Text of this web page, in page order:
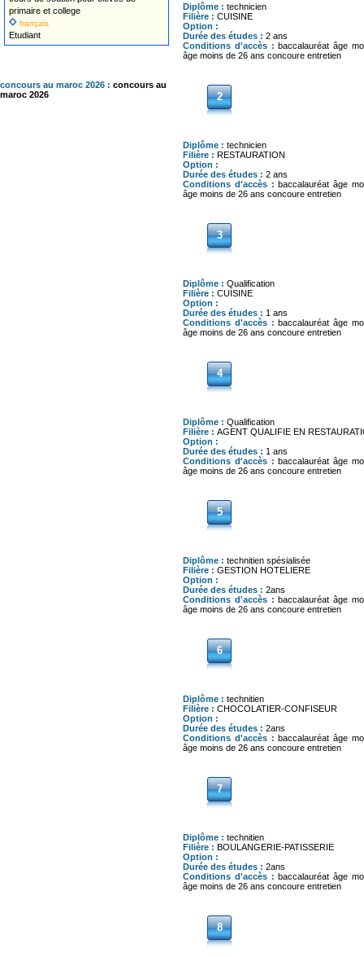
primaire et college
français
Etudiant
concours au maroc 2026 : concours au
maroc 2026
Diplôme : technicien
Filière : CUISINE
Option :
Durée des études : 2 ans
Conditions d'accès : baccalauréat âge
âge moins de 26 ans concoure entretien
2
Diplôme : technicien
Filière : RESTAURATION
Option :
Durée des études : 2 ans
Conditions d'accès : baccalauréat âge
âge moins de 26 ans concoure entretien
3
Diplôme : Qualification
Filière : CUISINE
Option :
Durée des études : 1 ans
Conditions d'accès : baccalauréat âge
âge moins de 26 ans concoure entretien
4
Diplôme : Qualification
Filière : AGENT QUALIFIE EN
Option :
Durée des études : 1 ans
Conditions d'accès : baccalauréat âge
âge moins de 26 ans concoure entretien
5
Diplôme : technitien spésialisée
Filière : GESTION HOTELIERE
Option :
Durée des études : 2ans
Conditions d'accès : baccalauréat âge
âge moins de 26 ans concoure entretien
6
Diplôme : technitien
Filière : CHOCOLATIER-CONFISEUR
Option :
Durée des études : 2ans
Conditions d'accès : baccalauréat âge
âge moins de 26 ans concoure entretien
7
Diplôme : technitien
Filière : BOULANGERIE-PATISSERIE
Option :
Durée des études : 2ans
Conditions d'accès : baccalauréat âge
âge moins de 26 ans concoure entretien
8